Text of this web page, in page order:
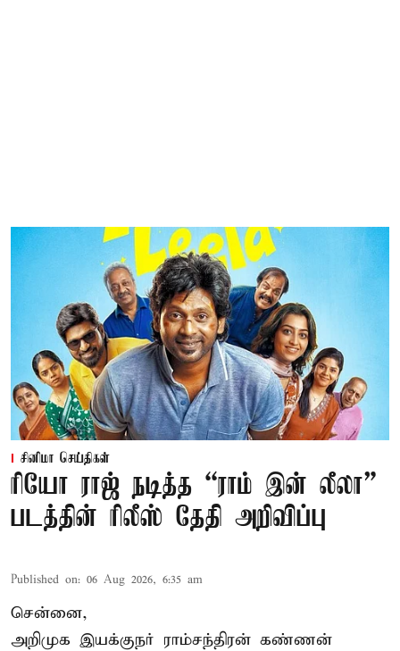
சினிமா செய்திகள்
ரியோ ராஜ் நடித்த “ராம் இன் லீலா”
படத்தின் ரிலீஸ் தேதி அறிவிப்பு
Published on: 06 Aug 2026, 6:35 am
சென்னை,
அறிமுக இயக்குநர் ராம்சந்திரன் கண்ணன்